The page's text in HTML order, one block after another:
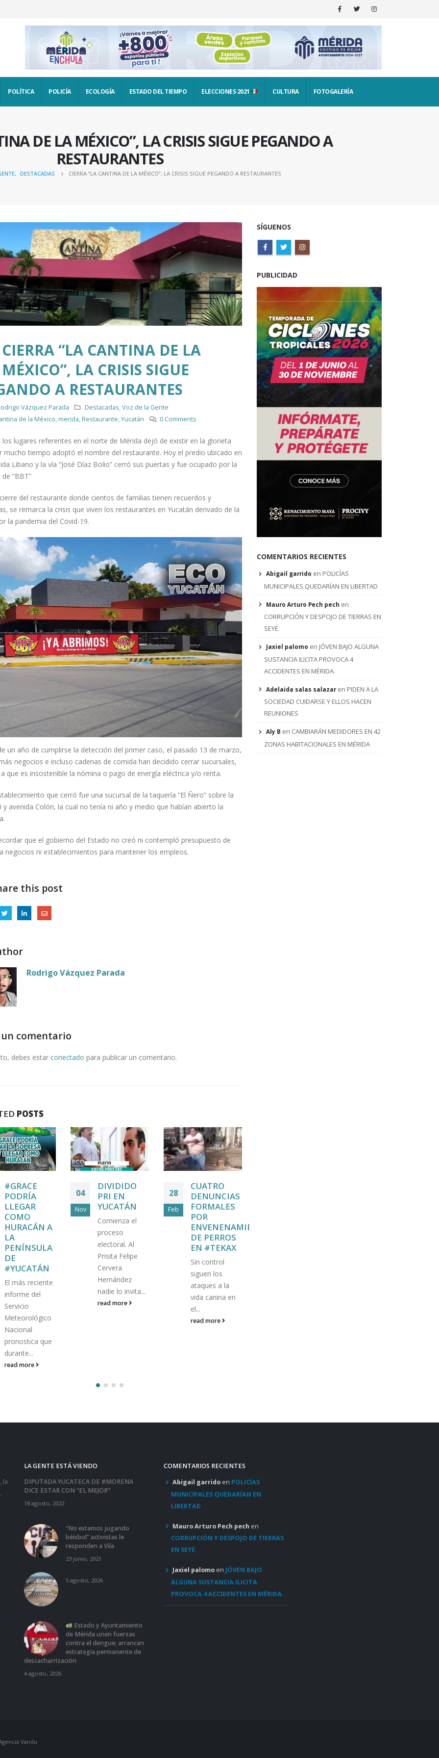
POLÍTICA POLICÍA ECOLOGÍA ESTADO DEL TIEMPO ELECCIONES 2021 CULTURA FOTOGALERÍA
DE LA MÉXICO”, LA CRISIS SIGUE PEGANDO A
RESTAURANTES
, DESTACADAS CIERRA “LA CANTINA DE LA MÉXICO”, LA CRISIS SIGUE PEGANDO A RESTAURANTES
CIERRA “LA CANTINA DE LA
MÉXICO”, LA CRISIS SIGUE
A RESTAURANTES
Vázquez Parada Destacadas,Voz de la Gente
de la México,merida,Restaurante,Yucatán 0 Comments
los lugares referentes en el norte de Mérida dejó de existir en la glorieta
mucho tiempo adoptó el nombre del restaurante. Hoy el predio ubicado en
Libano y la vía “José Díaz Bolio” cerró sus puertas y fue ocupado por la
“BBT”
del restaurante donde cientos de familias tienen recuerdos y
se remarca la crisis que viven los restaurantes en Yucatán derivado de la
la pandemia del Covid-19.
un año de cumplirse la detección del primer caso, el pasado 13 de marzo,
negocios e incluso cadenas de comida han decidido cerrar sucursales,
que es insostenible la nómina o pago de energía eléctrica y/o renta.
que cerró fue una sucursal de la taquería “El Ñero” sobre la
y avenida Colón, la cual no tenía ni año y medio que habían abierto la
que el gobierno del Estado no creó ni contempló presupuesto de
negocios ni establecimientos para mantener los empleos.
this post
Rodrigo Vázquez Parada
un comentario
debes estar conectado para publicar un comentario.
POSTS
#GRACE
PODRÍA
LLEGAR
COMO
HURACÁN A
LA
PENÍNSULA
DE
#YUCATÁN
El más reciente
informe del
Servicio
Meteorológico
Nacional
pronostica que
durante...
read more
04
Nov
DIVIDIDO
PRI EN
YUCATÁN
Comienza el
proceso
electoral. Al
Prisita Felipe
Cervera
Hernández
nadie lo invita...
read more
28
Feb
CUATRO
DENUNCIAS
FORMALES
POR
ENVENENAMIENTO
DE PERROS
EN #TEKAX
Sin control
siguen los
ataques a la
vida canina en
el...
read more
Gobernador Joaquín Díaz
Mena acompaña a Layda
Sansores en su Quinto
de Gobierno
31 julio, 2026
DIPUTADA YUCATECA DE #MORENA
DICE ESTAR CON “EL MEJOR”
18 agosto, 2022
“No estamos jugando
béisbol” activistas le
responden a Vila
23 junio, 2021
5 agosto, 2026
Estado y Ayuntamiento
de Mérida unen fuerzas
estrategia permanente de
descacharrización
SÍGUENOS
PUBLICIDAD
COMENTARIOS RECIENTES
Abigail garrido en POLICÍAS
MUNICIPALES QUEDARÍAN EN LIBERTAD
Mauro Arturo Pech pech en
CORRUPCIÓN Y DESPOJO DE TIERRAS EN
SEYÉ.
Jaxiel palomo en JÓVEN BAJO ALGUNA
SUSTANCIA ILICITA PROVOCA 4
ACCIDENTES EN MÉRIDA.
Adelaida salas salazaren PIDEN A LA
SOCIEDAD CUIDARSE Y ELLOS HACEN
REUNIONES
Aly B en CAMBIARÁN MEDIDORES EN 42
ZONAS HABITACIONALES EN MÉRIDA
la
LA GENTE ESTÁ VIENDO
DIPUTADA YUCATECA DE #MORENA
DICE ESTAR CON “EL MEJOR”
18 agosto, 2022
“No estamos jugando
béisbol” activistas le
responden a Vila
23 junio, 2021
5 agosto, 2026
Estado y Ayuntamiento
de Mérida unen fuerzas
contra el dengue; arrancan
estrategia permanente de
descacharrización
4 agosto, 2026
COMENTARIOS RECIENTES
Abigail garrido en POLICÍAS
MUNICIPALES QUEDARÍAN EN
LIBERTAD
Mauro Arturo Pech pech en
CORRUPCIÓN Y DESPOJO DE TIERRAS
EN SEYÉ.
Jaxiel palomo en JÓVEN BAJO
ALGUNA SUSTANCIA ILICITA
PROVOCA 4 ACCIDENTES EN MÉRIDA.
Vandu